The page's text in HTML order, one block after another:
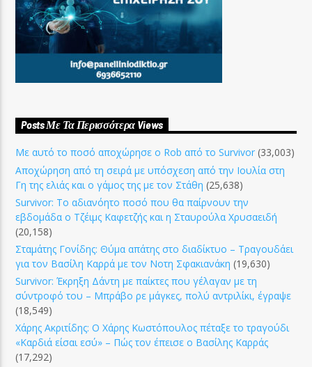
Posts Με Τα Περισσότερα Views
Με αυτό το ποσό αποχώρησε ο Rob από το Survivor (33,003)
Αποχώρηση από τη σειρά με υπόσχεση από την Ιουλία στη
Γη της ελιάς και ο γάμος της με τον Στάθη (25,638)
Survivor: Το αδιανόητο ποσό που θα παίρνουν την
εβδομάδα ο Τζέιμς Καφετζής και η Σταυρούλα Χρυσαειδή
(20,158)
Σταμάτης Γονίδης: Θύμα απάτης στο διαδίκτυο – Τραγουδάει
για τον Βασίλη Καρρά με τον Νοτη Σφακιανάκη (19,630)
Survivor: Έκρηξη Δάντη με παίκτες που γέλαγαν με τη
σύντροφό του – Μπράβο ρε μάγκες, πολύ αντριλίκι, έγραψε
(18,549)
Χάρης Ακριτίδης: Ο Χάρης Κωστόπουλος πέταξε το τραγούδι
«Καρδιά είσαι εσύ» – Πώς τον έπεισε ο Βασίλης Καρράς
(17,292)